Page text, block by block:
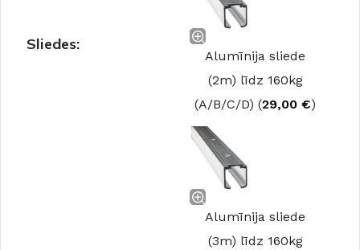
Sliedes:
Alumīnija sliede
(2m) līdz 160kg
(A/B/C/D) (29,00 €)
Alumīnija sliede
(3m) līdz 160kg